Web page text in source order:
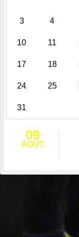
3 4
10 11
17 18
24 25
31
09
AOÛT